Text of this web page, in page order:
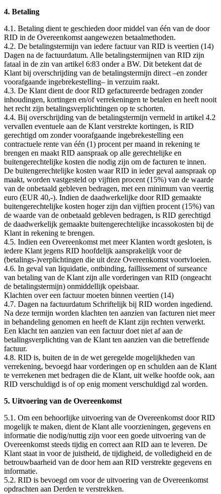
4. Betaling
4.1. Betaling dient te geschieden door middel van één van de door
RID in de Overeenkomst aangewezen betaalmethoden.
4.2. De betalingstermijn van iedere factuur van RID is veertien (14)
Dagen na de factuurdatum. Alle betalingstermijnen van RID zijn
fataal in de zin van artikel 6:83 onder a BW. Dit betekent dat de
Klant bij overschrijding van de betalingstermijn direct –en zonder
voorafgaande ingebrekestelling– in verzuim raakt.
4.3. De Klant dient de door RID gefactureerde bedragen zonder
inhoudingen, kortingen en/of verrekeningen te betalen en heeft nooit
het recht zijn betalingsverplichtingen op te schorten.
4.4. Bij overschrijding van de betalingstermijn vermeld in artikel 4.2
vervallen eventuele aan de Klant verstrekte kortingen, is RID
gerechtigd om zonder voorafgaande ingebrekestelling een
contractuele rente van één (1) procent per maand in rekening te
brengen en maakt RID aanspraak op alle gerechtelijke en
buitengerechtelijke kosten die nodig zijn om de facturen te innen.
De buitengerechtelijke kosten waar RID in ieder geval aanspraak op
maakt, worden vastgesteld op vijftien procent (15%) van de waarde
van de onbetaald gebleven bedragen, met een minimum van veertig
euro (EUR 40,-). Indien de daadwerkelijke door RID gemaakte
buitengerechtelijke kosten hoger zijn dan vijftien procent (15%) van
de waarde van de onbetaald gebleven bedragen, is RID gerechtigd
de daadwerkelijk gemaakte buitengerechtelijke incassokosten bij de
Klant in rekening te brengen.
4.5. Indien een Overeenkomst met meer Klanten wordt gesloten, is
iedere Klant jegens RID hoofdelijk aansprakelijk voor de
(betalings-)verplichtingen die uit deze Overeenkomst voortvloeien.
4.6. In geval van liquidatie, ontbinding, faillissement of surseance
van betaling van de Klant zijn alle vorderingen van RID (ongeacht
de betalingstermijn) onmiddellijk opeisbaar.
Klachten over een factuur moeten binnen veertien (14)
4.7. Dagen na factuurdatum Schriftelijk bij RID worden ingediend.
Na deze termijn worden klachten ten aanzien van facturen niet meer
in behandeling genomen en heeft de Klant zijn rechten verwerkt.
Een klacht ten aanzien van een factuur doet niet af aan de
betalingsverplichting van de Klant ten aanzien van die betreffende
factuur.
4.8. RID is, buiten de in de wet geregelde mogelijkheden van
verrekening, bevoegd haar vorderingen op en schulden aan de Klant
te verrekenen met bedragen die de Klant, uit welke hoofde ook, aan
RID verschuldigd is of op enig moment verschuldigd zal worden.
5. Uitvoering van de Overeenkomst
5.1. Om een behoorlijke uitvoering van de Overeenkomst door RID
mogelijk te maken, dient de Klant alle voorzieningen, gegevens en
informatie die nodig/nuttig zijn voor een goede uitvoering van de
Overeenkomst steeds tijdig en correct aan RID aan te leveren. De
Klant staat in voor de juistheid, de tijdigheid, de volledigheid en de
betrouwbaarheid van de door hem aan RID verstrekte gegevens en
informatie.
5.2. RID is bevoegd om voor de uitvoering van de Overeenkomst
opdrachten aan Derden te verstrekken.